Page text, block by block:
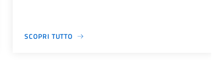
SCOPRI TUTTO